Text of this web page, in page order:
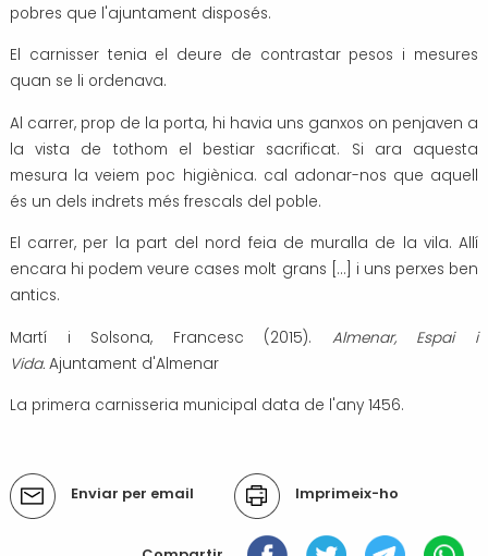
pobres que l'ajuntament disposés.
El carnisser tenia el deure de contrastar pesos i mesures
quan se li ordenava.
Al carrer, prop de la porta, hi havia uns ganxos on penjaven a
la vista de tothom el bestiar sacrificat. Si ara aquesta
mesura la veiem poc higiènica. cal adonar-nos que aquell
és un dels indrets més frescals del poble.
El carrer, per la part del nord feia de muralla de la vila. Allí
encara hi podem veure cases molt grans [...] i uns perxes ben
antics.
Martí i Solsona, Francesc (2015). Almenar, Espai i
Vida. Ajuntament d'Almenar
La primera carnisseria municipal data de l'any 1456.
Accions
del
Enviar per email Imprimeix-ho